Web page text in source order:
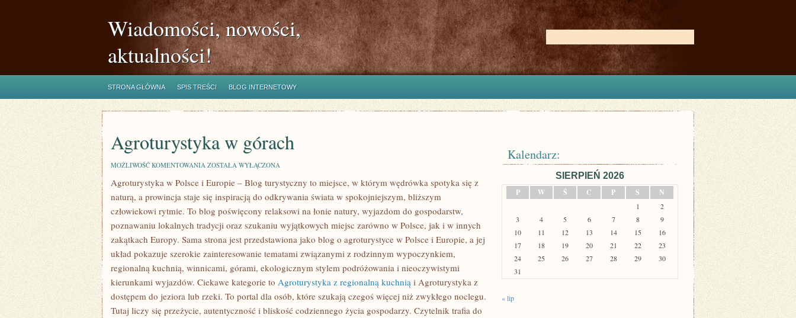
Wiadomości, nowości,
aktualności!
STRONA GŁÓWNA SPIS TREŚCI BLOG INTERNETOWY
Agroturystyka w górach
MOŻLIWOŚĆ KOMENTOWANIA AGROTURYSTYKA
GÓRACH
ZOSTAŁA WYŁĄCZONA
Agroturystyka w Polsce i Europie – Blog turystyczny to miejsce, w którym wędrówka spotyka się z
naturą, a prowincja staje się inspiracją do odkrywania świata w spokojniejszym, bliższym
człowiekowi rytmie. To blog poświęcony relaksowi na łonie natury, wyjazdom do gospodarstw,
poznawaniu lokalnych tradycji oraz szukaniu wyjątkowych miejsc zarówno w Polsce, jak i w innych
zakątkach Europy. Sama strona jest przedstawiona jako blog o agroturystyce w Polsce i Europie, a jej
układ pokazuje szerokie zainteresowanie tematami związanymi z rodzinnym wypoczynkiem,
regionalną kuchnią, winnicami, górami, ekologicznym stylem podróżowania i nieoczywistymi
kierunkami wyjazdów. Ciekawe kategorie to Agroturystyka z regionalną kuchnią i Agroturystyka z
dostępem do jeziora lub rzeki. To portal dla osób, które szukają czegoś więcej niż zwykłego noclegu.
Tutaj liczy się przeżycie, autentyczność i bliskość codziennego życia gospodarzy. Czytelnik trafia do
Kalendarz:
SIERPIEŃ 2026
P
W Ś C P S N
1
2
3
4 5 6 7 8
9
10
11 12 13 14 15
16
17
18 19 20 21 22
23
24
25 26 27 28 29
30
31
« lip